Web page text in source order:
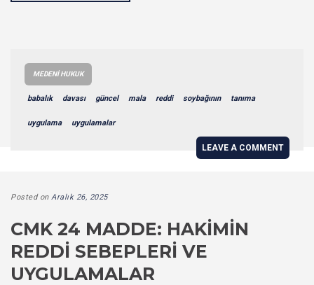
MEDENI HUKUK
babalık davası güncel mala reddi soybağının tanıma
uygulama uygulamalar
LEAVE A COMMENT
Posted on Aralık 26, 2025
CMK 24 MADDE: HAKIMIN
REDDI SEBEPLERI VE
UYGULAMALAR